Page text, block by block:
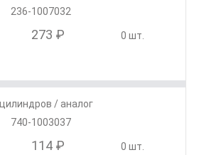
236-1007032
273 ₽ 0 шт.
/ аналог
740-1003037
114 ₽ 0 шт.